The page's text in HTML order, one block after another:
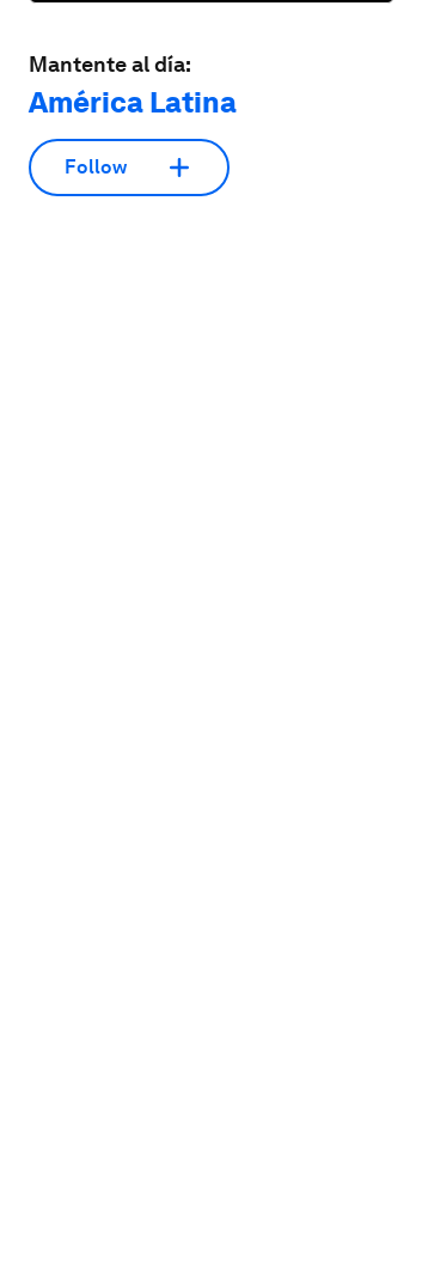
Mantente al día:
América Latina
Follow